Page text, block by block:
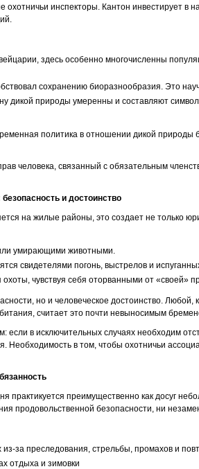
инспекторы. Кантон инвестирует в
здесь особенно многочисленны
сохранению биоразнообразия. Это
дикой природы умеренны и составляют
политика в отношении дикой природы
человека, связанный с обязательным
и достоинство
на жилые районы, это создает не только
умирающими животными.
свидетелями погонь, выстрелов и
чувствуя себя оторванными от «своей»
но и человеческое достоинство. Любой,
считает это почти невыносимым
в исключительных случаях необходим
Необходимость в том, чтобы охотничьи
практикуется преимущественно как досуг
продовольственной безопасности, ни
за преследования, стрельбы, промахов и
отдыха и зимовки